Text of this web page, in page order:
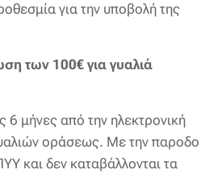
για την υποβολή της
των 100€ για γυαλιά
6 μήνες από την ηλεκτρονική
οράσεως. Με την παροδο
και δεν καταβάλλονται τα